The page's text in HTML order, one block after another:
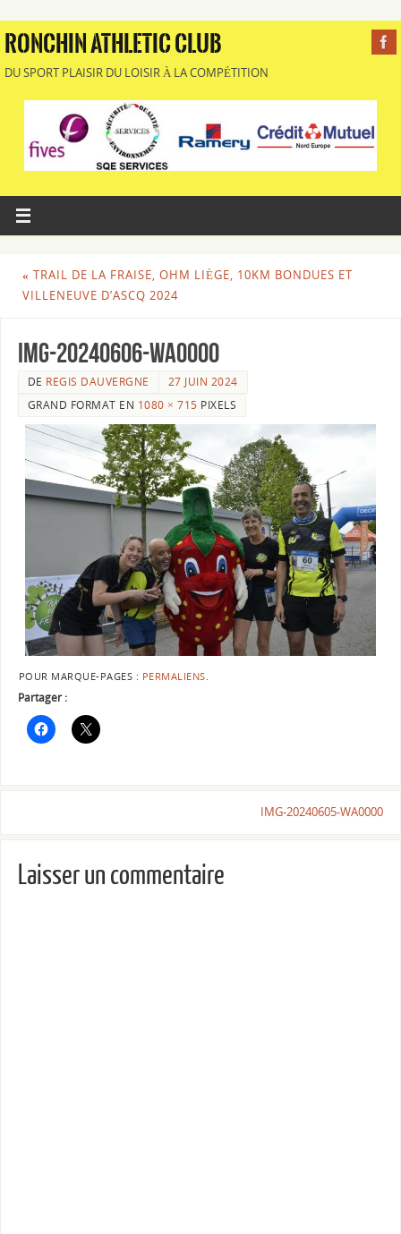
RONCHIN ATHLETIC CLUB
DU SPORT PLAISIR DU LOISIR À LA COMPÉTITION
« TRAIL DE LA FRAISE, OHM LIÈGE, 10KM BONDUES ET
VILLENEUVE D’ASCQ 2024
IMG-20240606-WA0000
DE REGIS DAUVERGNE
27 JUIN 2024
GRAND FORMAT EN 1080 × 715 PIXELS
POUR MARQUE-PAGES : PERMALIENS.
Partager :
IMG-20240605-WA0000
Laisser un commentaire